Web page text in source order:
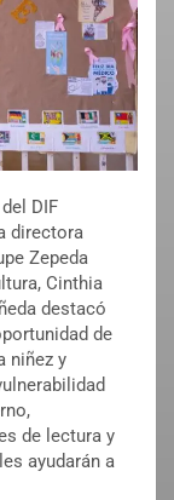
DIF
directora
Zepeda
Cinthia
destacó
de
niñez y
de lectura y
ayudarán a